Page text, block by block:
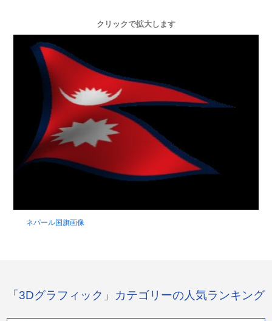
クリックで拡大します
ネパール国旗画像
「3Dグラフィック」カテゴリーの人気ランキング